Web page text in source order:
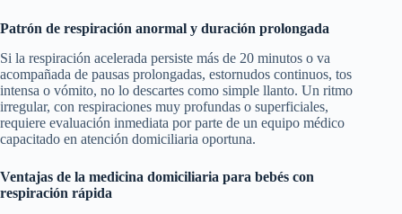
Patrón de respiración anormal y duración prolongada
Si la respiración acelerada persiste más de 20 minutos o va
acompañada de pausas prolongadas, estornudos continuos, tos
intensa o vómito, no lo descartes como simple llanto. Un ritmo
irregular, con respiraciones muy profundas o superficiales,
requiere evaluación inmediata por parte de un equipo médico
capacitado en atención domiciliaria oportuna.
Ventajas de la medicina domiciliaria para bebés con
respiración rápida